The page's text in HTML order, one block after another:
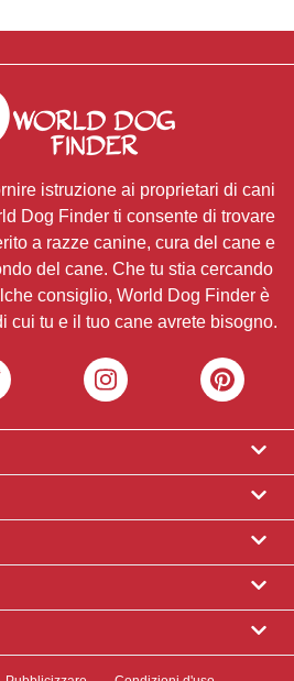
istruzione ai proprietari di cani
Dog Finder ti consente di trovare
a razze canine, cura del cane e
del cane. Che tu stia cercando
consiglio, World Dog Finder è
cui tu e il tuo cane avrete bisogno.